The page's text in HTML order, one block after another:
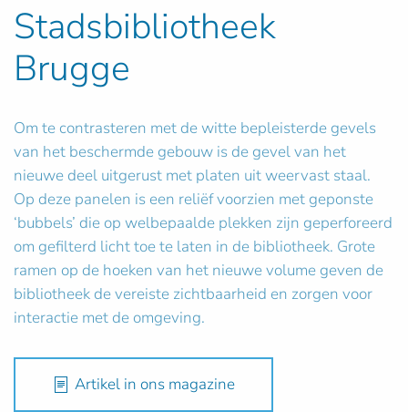
Stadsbibliotheek
Brugge
Om te contrasteren met de witte bepleisterde gevels
van het beschermde gebouw is de gevel van het
nieuwe deel uitgerust met platen uit weervast staal.
Op deze panelen is een reliëf voorzien met geponste
‘bubbels’ die op welbepaalde plekken zijn geperforeerd
om gefilterd licht toe te laten in de bibliotheek. Grote
ramen op de hoeken van het nieuwe volume geven de
bibliotheek de vereiste zichtbaarheid en zorgen voor
interactie met de omgeving.
Artikel in ons magazine